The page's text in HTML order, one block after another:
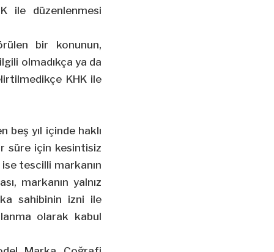
ile düzenlenmesi
bir konunun,
olmadıkça ya da
KHK ile
beş yıl içinde haklı
süre için kesintisiz
tescilli markanın
markanın yalnız
sahibinin izni ile
olarak kabul